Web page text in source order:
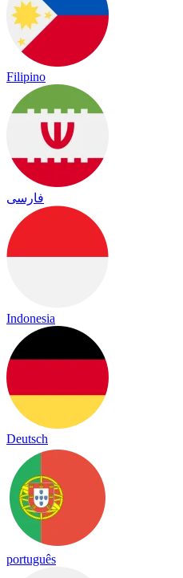
Filipino
فارسی
Indonesia
Deutsch
português